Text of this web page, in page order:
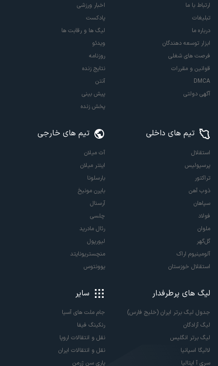
ارتباط با ما
تبلیغات
درباره ما
ابزار توسعه دهندگان
فرصت های شغلی
قوانین و مقررات
DMCA
آگهی دولتی
اخبار ورزشی
پادکست
لیگ ها و رقابت ها
ویدئو
روزنامه
نتایج زنده
آنتن
پیش بینی
پخش زنده
تیم های داخلی
استقلال
پرسپولیس
تراکتور
ذوب آهن
سپاهان
فولاد
ملوان
گل‌گهر
آلومینیوم اراک
استقلال خوزستان
تیم های خارجی
آث میلان
اینتر میلان
بارسلونا
بایرن مونیخ
آرسنال
چلسی
رئال مادرید
لیورپول
منچستریونایتد
یوونتوس
لیگ های پرطرفدار
جدول لیگ برتر ایران (خلیج فارس)
لیگ آزادگان
لیگ برتر انگلیس
لالیگا اسپانیا
سری آ ایتالیا
سایر
جام ملت های آسیا
رنکینگ فیفا
نقل و انتقالات اروپا
نقل و انتقالات ایران
پاری سن ژرمن